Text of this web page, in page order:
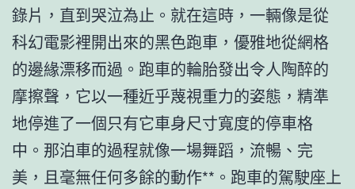
錄片，直到哭泣為止。就在這時，一輛像是從
科幻電影裡開出來的黑色跑車，優雅地從網格
的邊緣漂移而過。跑車的輪胎發出令人陶醉的
摩擦聲，它以一種近乎蔑視重力的姿態，精準
地停進了一個只有它車身尺寸寬度的停車格
中。那泊車的過程就像一場舞蹈，流暢、完
美，且毫無任何多餘的動作**。跑車的駕駛座上